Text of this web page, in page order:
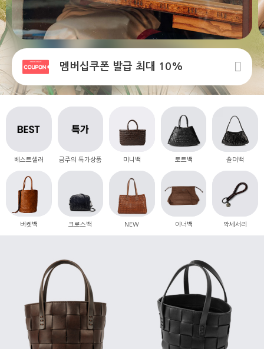
멤버십쿠폰 발급 최대 10%
베스트셀러 금주의 특가상품 미니백 토트백 숄더백
버켓백 크로스백 NEW 이너백 악세서리